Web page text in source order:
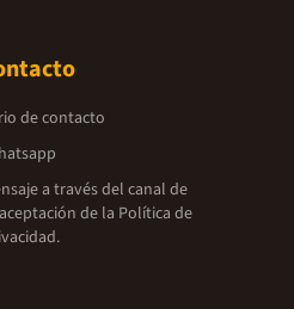
de contacto
a través del canal de
de la Política de